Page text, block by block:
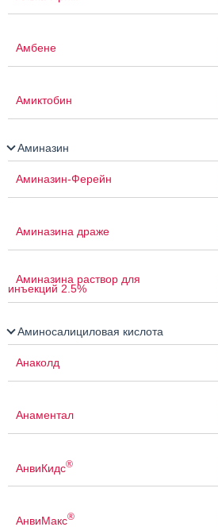
Амбене
Амиктобин
Аминазин
Аминазин-Ферейн
Аминазина драже
Аминазина раствор для
инъекций 2.5%
Аминосалициловая кислота
Анаколд
Анаментал
АнвиКидс®
АнвиМакс®